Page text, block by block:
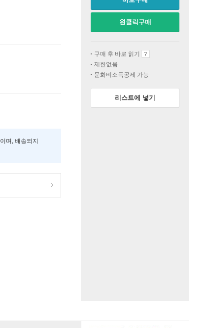
이며, 배송되지
원클릭구매
구매 후 바로 읽기
제한없음
문화비소득공제 가능
리스트에 넣기